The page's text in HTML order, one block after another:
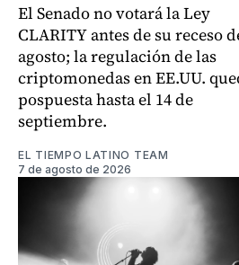
El Senado no votará la Ley
CLARITY antes de su receso
agosto; la regulación de las
criptomonedas en EE.UU.
pospuesta hasta el 14 de
septiembre.
EL TIEMPO LATINO TEAM
7 de agosto de 2026